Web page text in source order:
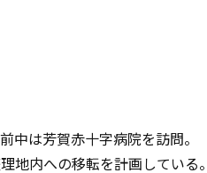
中は芳賀赤十字病院を訪問。
地内への移転を計画している。